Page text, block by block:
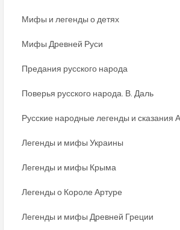
Мифы и легенды о детях
Мифы Древней Руси
Предания русского народа
Поверья русского народа. В. Даль
Русские народные легенды и сказания
Легенды и мифы Украины
Легенды и мифы Крыма
Легенды о Короле Артуре
Легенды и мифы Древней Греции